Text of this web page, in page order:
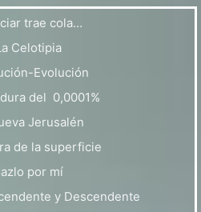
trae cola…
Celotipia
Evolución
del 0,0001%
Jerusalén
de la superficie
por mí
y Descendente